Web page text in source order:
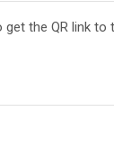
the QR link to